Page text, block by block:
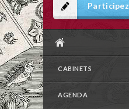
Participez
CABINETS
AGENDA